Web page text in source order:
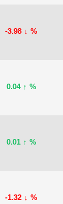
-3.98 ↓ %
0.04 ↑ %
0.01 ↑ %
-1.32 ↓ %